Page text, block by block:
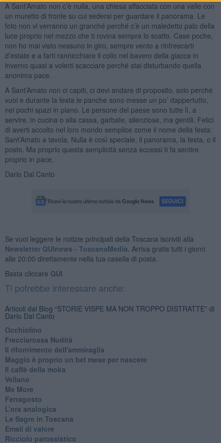
A Sant’Amato non c’è nulla, una chiesa affacciata con una valle con
un muretto di fronte su cui sedersi per guardare il panorama. Le
foto non vi verranno un granché perché c’è un maledetto palo della
luce proprio nel mezzo che ti rovina sempre lo scatto. Case poche,
non ho mai visto nessuno in giro, sempre vento a rinfrescarti
d’estate e a farti rannicchiare il collo nel bavero della giacca in
inverno quasi a volerti scacciare perché stai disturbando quella
anonima pace.
A Sant’Amato non ci capiti, ci devi andare di proposito, solo perché
vuoi e durante la festa le panche sono messe un po’ dappertutto,
nei pochi spazi in piano. Le persone del paese sono tutte lì, a
servire, in cucina o alla cassa, garbate, silenziose, ma gentili. Felici
di averti accolto nel loro mondo semplice come il nome della festa:
Sant’Amato a tavola. Nulla è così speciale, il panorama, la festa, o il
posto. Ma proprio questa semplicità senza eccessi ti fa sentire
proprio in pace.
Dario Dal Canto
Se vuoi leggere le notizie principali della Toscana iscriviti alla
Newsletter QUInews - ToscanaMedia. Arriva gratis tutti i giorni
alle 20:00 direttamente nella tua casella di posta.
Basta cliccare QUI
Ti potrebbe interessare anche:
Articoli dal Blog “STORIE VISPE MA NON TROPPO DISTRATTE” di
Dario Dal Canto
Occhiolino
Frecciarossa Nudità
Il rifornimento dell'ammiraglia
​Maggio è proprio un bel mese per nascere
Il caffè della moka
​Vellano
​Me More
​Ferragosto
​L’ora analogica
​Le Sagre in Toscana
​Email di valore
​Ricciolo parossistico